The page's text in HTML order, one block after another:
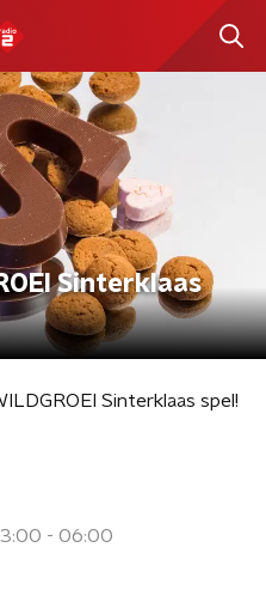
Sinterklaas
Sinterklaas spel!
- 06:00